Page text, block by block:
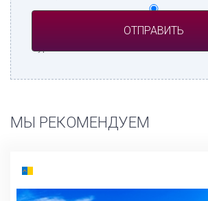
Турагент
МЫ РЕКОМЕНДУЕМ